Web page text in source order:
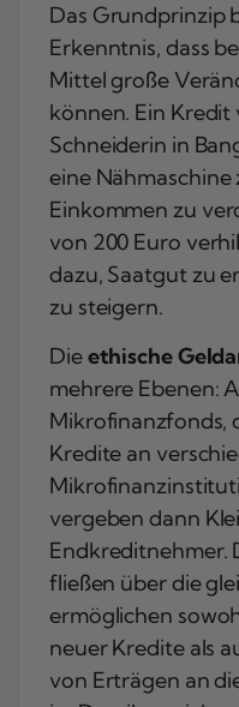
Das Grundprinzip
Erkenntnis, dass
Mittel große
können. Ein Kredit
Schneiderin in
eine
Einkommen zu
von 200 Euro
dazu, Saatgut zu
zu steigern.
Dieethische
mehrere Ebenen:
Mikrofinanzfonds,
Kredite an
vergeben dann
Endkreditnehmer.
fließen über die
ermöglichen
neuer Kredite als
von Erträgen an